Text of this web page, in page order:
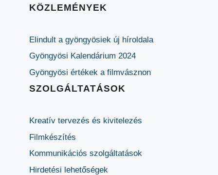
KÖZLEMÉNYEK
Elindult a gyöngyösiek új híroldala
Gyöngyösi Kalendárium 2024
Gyöngyösi értékek a filmvásznon
SZOLGÁLTATÁSOK
Kreatív tervezés és kivitelezés
Filmkészítés
Kommunikációs szolgáltatások
Hirdetési lehetőségek